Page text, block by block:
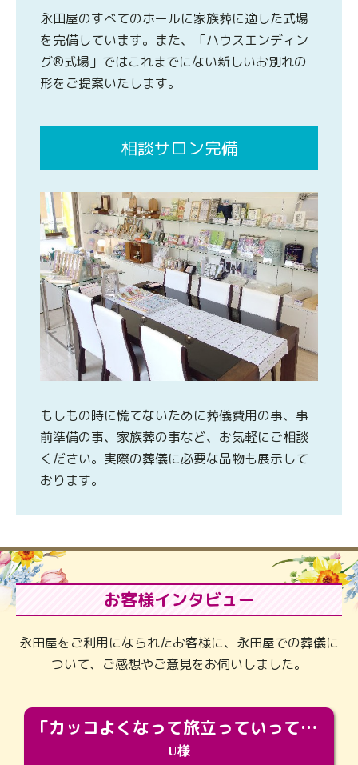
永田屋のすべてのホールに家族葬に適した式場
を完備しています。また、「ハウスエンディン
グ®式場」ではこれまでにない新しいお別れの
形をご提案いたします。
相談サロン完備
もしもの時に慌てないために葬儀費用の事、事
前準備の事、家族葬の事など、お気軽にご相談
ください。実際の葬儀に必要な品物も展示して
おります。
お客様インタビュー
永田屋をご利用になられたお客様に、永田屋での葬儀に
ついて、ご感想やご意見をお伺いしました。
「カッコよくなって旅立っていってくれました（笑）もっとカッコいいって言ってあげればよかったな」
U様